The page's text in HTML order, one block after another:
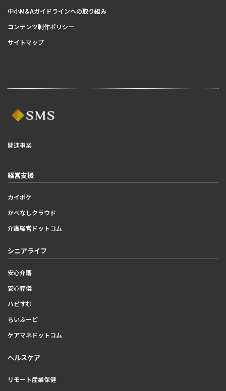
中小M&Aガイドラインへの取り組み
コンテンツ制作ポリシー
サイトマップ
関連事業
経営支援
カイポケ
かべなしクラウド
介護経営ドットコム
シニアライフ
安心介護
安心葬儀
ハピすむ
らいふーど
ケアマネドットコム
ヘルスケア
リモート産業保健